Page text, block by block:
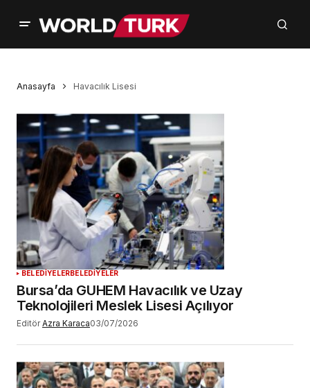
Anasayfa Havacılık Lisesi
BELEDİYELERBELEDİYELER
Bursa’da GUHEM Havacılık ve Uzay
Teknolojileri Meslek Lisesi Açılıyor
Editör Azra Karaca03/07/2026